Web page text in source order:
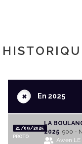
+En 2025
21/09/2025
PROTO
LA
2025 900 -
Awen LE